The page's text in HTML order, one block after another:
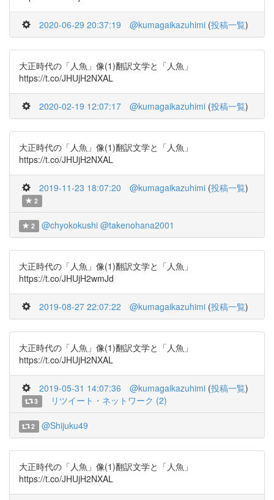
2020-06-29 20:37:19 @kumagaikazuhimi (投稿一覧)
大正時代の「人魚」像(1)翻訳文学と「人魚」
https://t.co/JHUjH2NXAL
2020-02-19 12:07:17 @kumagaikazuhimi (投稿一覧)
大正時代の「人魚」像(1)翻訳文学と「人魚」
https://t.co/JHUjH2NXAL
2019-11-23 18:07:20 @kumagaikazuhimi (投稿一覧)
2
2 @chyokokushi @takenohana2001
大正時代の「人魚」像(1)翻訳文学と「人魚」
https://t.co/JHUjH2wmJd
2019-08-27 22:07:22 @kumagaikazuhimi (投稿一覧)
大正時代の「人魚」像(1)翻訳文学と「人魚」
https://t.co/JHUjH2NXAL
2019-05-31 14:07:36 @kumagaikazuhimi (投稿一覧)
3 リツイート・ネットワーク (2)
2 @Shijuku49
大正時代の「人魚」像(1)翻訳文学と「人魚」
https://t.co/JHUjH2NXAL